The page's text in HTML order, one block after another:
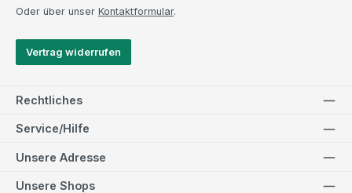
Oder über unser Kontaktformular.
Vertrag widerrufen
Rechtliches
Service/Hilfe
Unsere Adresse
Unsere Shops